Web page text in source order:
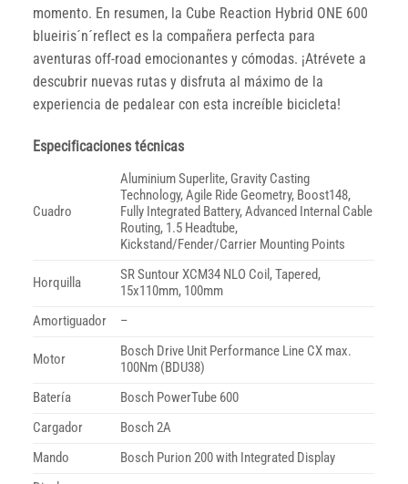
momento. En resumen, la Cube Reaction Hybrid ONE 600
blueiris´n´reflect es la compañera perfecta para
aventuras off-road emocionantes y cómodas. ¡Atrévete a
descubrir nuevas rutas y disfruta al máximo de la
experiencia de pedalear con esta increíble bicicleta!
Especificaciones técnicas
Cuadro
Aluminium Superlite, Gravity Casting
Technology, Agile Ride Geometry, Boost148,
Fully Integrated Battery, Advanced Internal Cable
Routing, 1.5 Headtube,
Kickstand/Fender/Carrier Mounting Points
Horquilla
SR Suntour XCM34 NLO Coil, Tapered,
15x110mm, 100mm
Amortiguador
–
Motor
Bosch Drive Unit Performance Line CX max.
100Nm (BDU38)
Batería
Bosch PowerTube 600
Cargador
Bosch 2A
Mando
Bosch Purion 200 with Integrated Display